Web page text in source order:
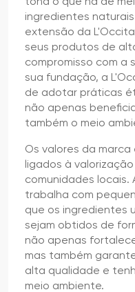
ingredientes
extensão da
seus produtos de
compromisso com a
sua fundação, a
de adotar práticas
não apenas
também o meio
Os valores da
ligados à
comunidades locais.
trabalha com
que os ingredientes
sejam obtidos de
não apenas
mas também
alta qualidade e
meio ambiente.